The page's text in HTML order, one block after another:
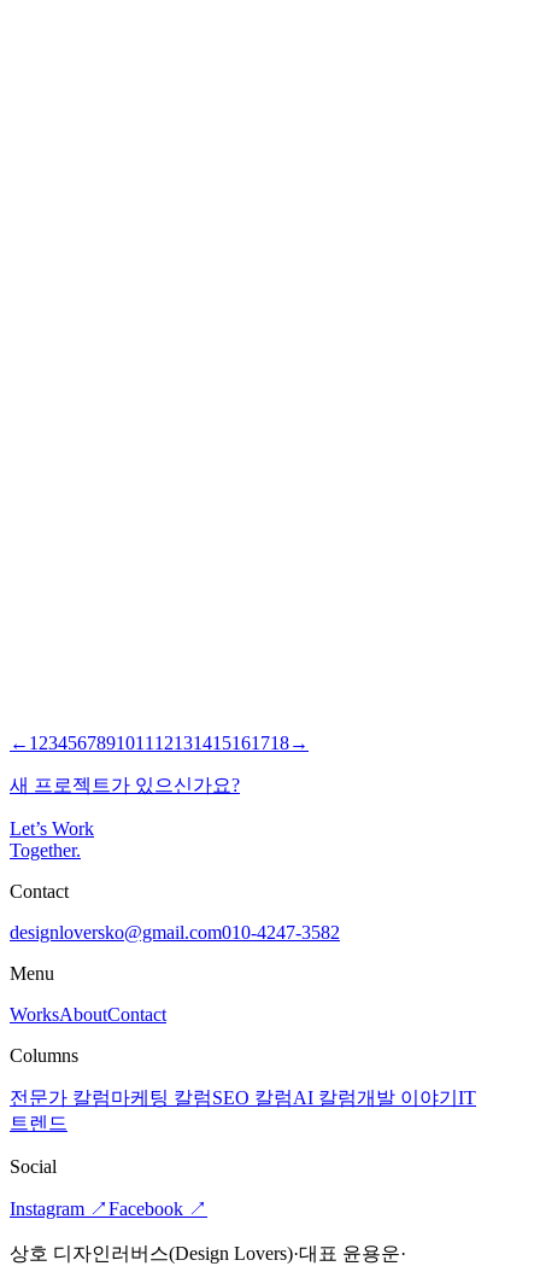
← 123456789101112131415161718→
새 프로젝트가 있으신가요?
Let’s Work
Together.
Contact
designloversko@gmail.com010-4247-3582
Menu
WorksAboutContact
Columns
전문가 칼럼마케팅 칼럼SEO 칼럼AI 칼럼개발 이야기 IT
트렌드
Social
Instagram ↗Facebook ↗
상호 디자인러버스(Design Lovers)·대표 윤용운·